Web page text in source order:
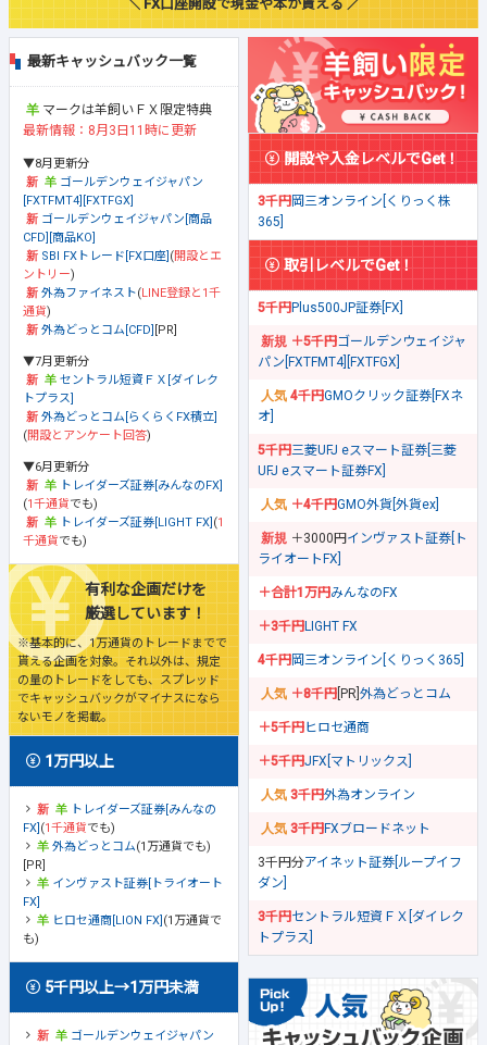
＼ FX口座開設で現金や本が貰える ／
最新キャッシュバック一覧
マークは羊飼いＦＸ限定特典
最新情報：8月3日11時に更新
▼8月更新分
ゴールデンウェイジャパン
[FXTFMT4][FXTFGX]
ゴールデンウェイジャパン[商品
CFD][商品KO]
SBI FXトレード[FX口座] (開設とエ
ントリー)
外為ファイネスト(LINE登録と1千
通貨)
外為どっとコム[CFD] [PR]
▼7月更新分
セントラル短資ＦＸ[ダイレク
トプラス]
外為どっとコム[らくらくFX積立]
(開設とアンケート回答)
▼6月更新分
トレイダーズ証券[みんなのFX]
(1千通貨でも)
トレイダーズ証券[LIGHT FX] (1
千通貨でも)
有利な企画だけを
厳選しています！
※基本的に、1万通貨のトレードまでで
貰える企画を対象。それ以外は、規定
の量のトレードをしても、スプレッド
でキャッシュバックがマイナスになら
ないモノを掲載。
1万円以上
トレイダーズ証券[みんなの
FX] (1千通貨でも)
外為どっとコム(1万通貨でも)
[PR]
インヴァスト証券[トライオート
FX]
ヒロセ通商[LION FX] (1万通貨で
も)
5千円以上→1万円未満
ゴールデンウェイジャパン
開設や入金レベルでGet！
3千円岡三オンライン[くりっく株
365]
取引レベルでGet！
5千円Plus500JP証券[FX]
＋5千円ゴールデンウェイジャ
パン[FXTFMT4][FXTFGX]
4千円GMOクリック証券[FXネ
オ]
5千円三菱UFJ eスマート証券[三菱
UFJ eスマート証券FX]
＋4千円GMO外貨[外貨ex]
＋3000円 インヴァスト証券[ト
ライオートFX]
＋合計1万円みんなのFX
＋3千円LIGHT FX
4千円岡三オンライン[くりっく365]
＋8千円 [PR] 外為どっとコム
＋5千円ヒロセ通商
＋5千円JFX[マトリックス]
3千円外為オンライン
3千円FXブロードネット
3千円分アイネット証券[ループイフ
ダン]
3千円セントラル短資ＦＸ[ダイレク
トプラス]